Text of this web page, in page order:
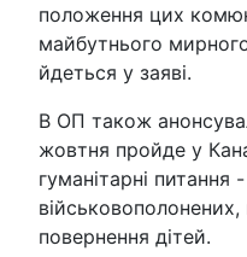
положення цих
майбутнього
йдеться у заяві.
В ОП також
жовтня пройде у
гуманітарні питання
військовополонених,
повернення дітей.